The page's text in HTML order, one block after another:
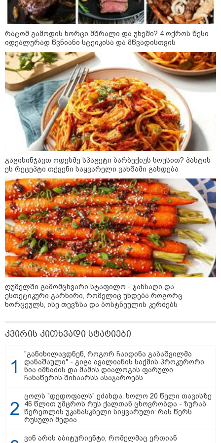
"ბავშვობიდან ასე ვარ..
ფანატიკურად ვარ შეყვარებული
საქართველოზე" - გაიცანით
მარტინ გუიმჯიანი, ქართულ
ენასა და საქართველოზე
შეყვარებული სომეხი ბიჭი
23:15 / 07-08-2026
ამოუცნობი ანომალიური
მოვლენები - ტრამპის
ადმინისტრაციამ “UFO”- ს
ფაილების მორიგი პაკეტი
გამოაქვეყნა
22:30 / 07-08-2026
ინტერნეტში ამაღელვებელი
გადაარჩინა 56 წლის კაცმა
ბავშვები აბობოქრებულ ზღვაში
დახრჩობას
კატეგორიის ყველა სიახლე
გაღრმავების საფრთხე და ...“
"გონებაში ვალაგებდი, ეს ამბავი
უნდა ჩავექოლე“
"ძალიან მძიმეა ჩემთვის ის, რაც
ახლა გითხარით“
რატომ გამოდის ხორცი მშრალი და უხეში? 4 ოქროს წესი
იდეალურად წვნიანი სტეიკისა და მწვადისთვის
გაგისინჯავთ ოდესმე სპაგეტი ბარბექიუს სოუსით? პასტის
ეს რეცეპტი თქვენი საყვარელი ვახშამი გახდება
ღუმელში გამომცხვარი სტაფილო - ჯანსაღი და
ესთეტიკური გარნირი, რომელიც უხდება როგორც
ხორცეულს, ისე თევზსა და ბოსტნეულის კერძებს
კვირის კითხვადი სტატიები
"განიხილავდნენ, როგორ ჩაიდინა გაბაშვილმა
დანაშაული" - გიგა ავალიანის საქმის პროკურორი
ნია იმნაძის და მამის დიალოგის ფარული
ჩანაწერის შინაარსს ასაჯაროებს
ცოლს "დედოფალს" ეძახდა, ხოლო 20 წელი თავისზე
46 წლით უმცროს რუს ქალთან ცხოვრობდა - ზურაბ
წერეთლის უკანასკნელი სიყვარული: რას წერს
რუსული მედია
ვინ არის აბიტურიენტი, რომელმაც ერთიან